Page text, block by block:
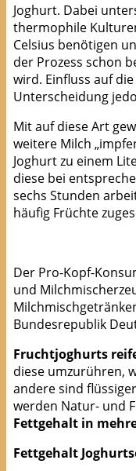
Joghurt. Dabei
thermophile
Celsius benötigen
der Prozess schon
wird. Einfluss auf
Unterscheidung
Mit auf diese Art
weitere Milch
Joghurt zu einem
diese bei
sechs Stunden
häufig Früchte
Der Pro-Kopf-
und
Bundesrepublik
Fruchtjoghurts
diese umzurühren,
andere sind
werden Natur- und
Fettgehalt in
Fettgehalt